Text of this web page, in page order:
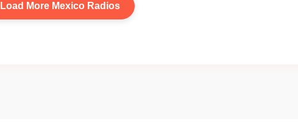
Load More Mexico Radios